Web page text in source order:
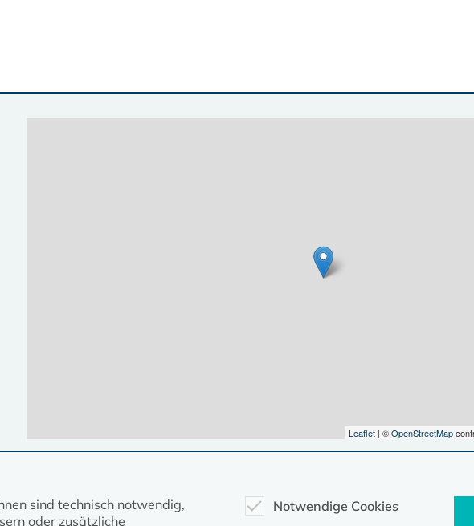
Leaflet| ©OpenStreetMap
Diese Seite gehört zum Portal
kirche-mv.de
sind technisch notwendig,
oder zusätzliche
Notwendige Cookies